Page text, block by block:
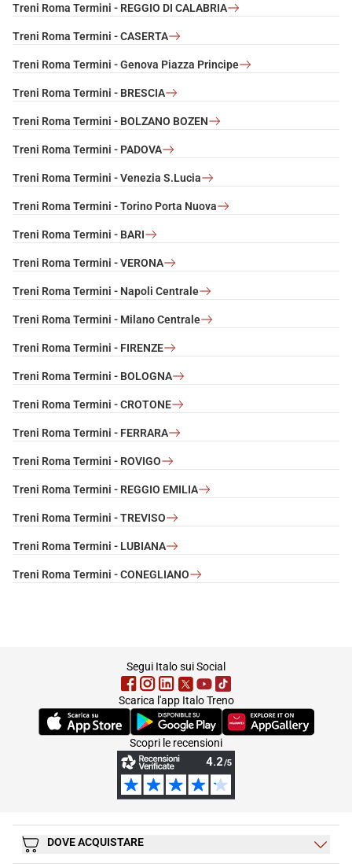
Treni Roma Termini - REGGIO DI CALABRIA
Treni Roma Termini - CASERTA
Treni Roma Termini - Genova Piazza Principe
Treni Roma Termini - BRESCIA
Treni Roma Termini - BOLZANO BOZEN
Treni Roma Termini - PADOVA
Treni Roma Termini - Venezia S.Lucia
Treni Roma Termini - Torino Porta Nuova
Treni Roma Termini - BARI
Treni Roma Termini - VERONA
Treni Roma Termini - Napoli Centrale
Treni Roma Termini - Milano Centrale
Treni Roma Termini - FIRENZE
Treni Roma Termini - BOLOGNA
Treni Roma Termini - CROTONE
Treni Roma Termini - FERRARA
Treni Roma Termini - ROVIGO
Treni Roma Termini - REGGIO EMILIA
Treni Roma Termini - TREVISO
Treni Roma Termini - LUBIANA
Treni Roma Termini - CONEGLIANO
Segui Italo sui Social
Scarica l'app Italo Treno
(Si apre in una nuova scheda)(Si apre in una nuova scheda)
(Si apre in una nuova
Scopri le recensioni
DOVE ACQUISTARE